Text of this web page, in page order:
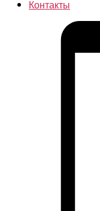
Контакты